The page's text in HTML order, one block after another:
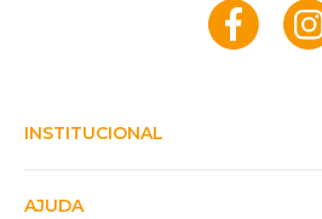
INSTITUCIONAL
AJUDA